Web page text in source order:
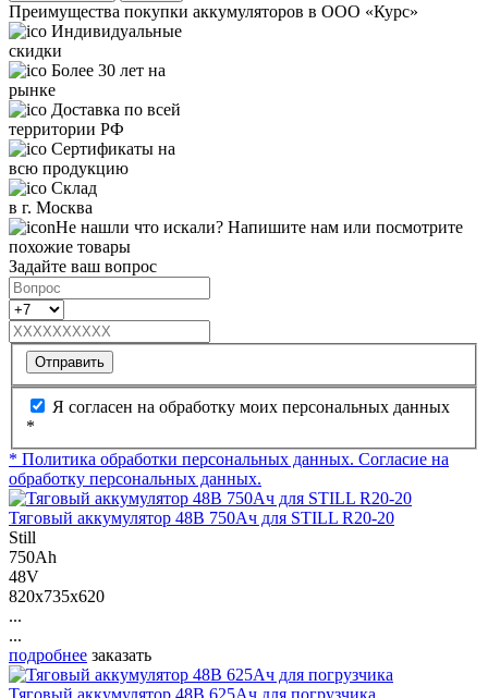
Преимущества покупки аккумуляторов в ООО «Курс»
Индивидуальные
скидки
Более 30 лет на
рынке
Доставка по всей
территории РФ
Сертификаты на
всю продукцию
Склад
в г. Москва
Не нашли что искали? Напишите нам или посмотрите
похожие товары
Задайте ваш вопрос
Отправить
Я согласен на обработку моих персональных данных
*
* Политика обработки персональных данных. Согласие на
обработку персональных данных.
Тяговый аккумулятор 48В 750Ач для STILL R20-20
Still
750Ah
48V
820x735x620
...
...
подробнее заказать
Тяговый аккумулятор 48В 625Ач для погрузчика